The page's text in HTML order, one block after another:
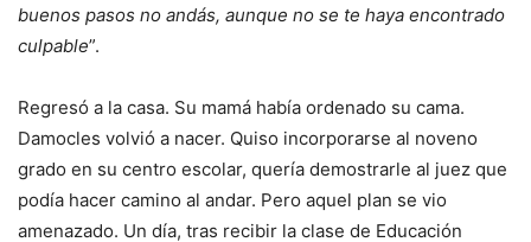
buenos pasos no andás, aunque no se te haya encontrado
culpable”.
Regresó a la casa. Su mamá había ordenado su cama.
Damocles volvió a nacer. Quiso incorporarse al noveno
grado en su centro escolar, quería demostrarle al juez que
podía hacer camino al andar. Pero aquel plan se vio
amenazado. Un día, tras recibir la clase de Educación